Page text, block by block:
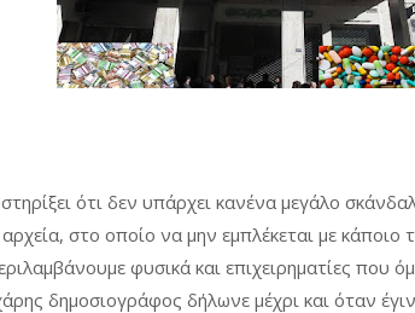
ότι δεν υπάρχει κανένα μεγάλο
στο οποίο να μην εμπλέκεται με
φυσικά και επιχειρηματίες που
δημοσιογράφος δήλωνε μέχρι και όταν